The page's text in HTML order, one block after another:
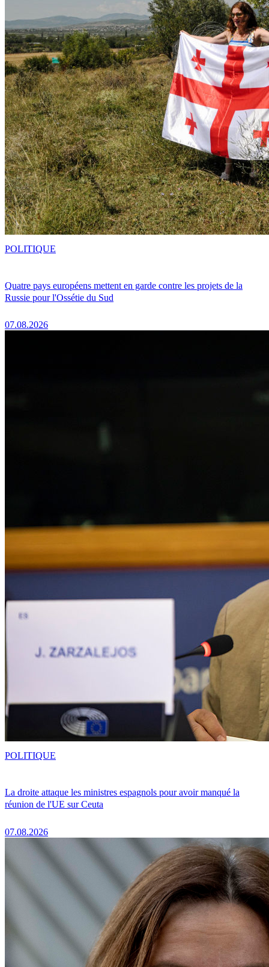
Quatre pays européens mettent en garde contre les projets de la
Russie pour l'Ossétie du Sud
07.08.2026
POLITIQUE
La droite attaque les ministres espagnols pour avoir manqué la
réunion de l'UE sur Ceuta
07.08.2026
POLITIQUE